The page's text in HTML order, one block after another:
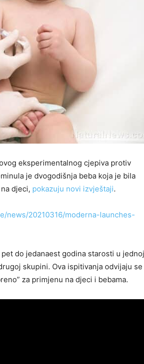
eksperimentalnog cjepiva protiv
je dvogodišnja beba koja je bila
djeci, pokazuju novi izvještaji.
news/20210316/moderna-launches-
do jedanaest godina starosti u
skupini. Ova ispitivanja odvijaju se
za primjenu na djeci i bebama.